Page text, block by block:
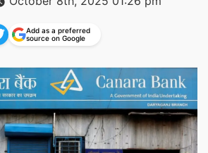
Add as a preferred
source on Google